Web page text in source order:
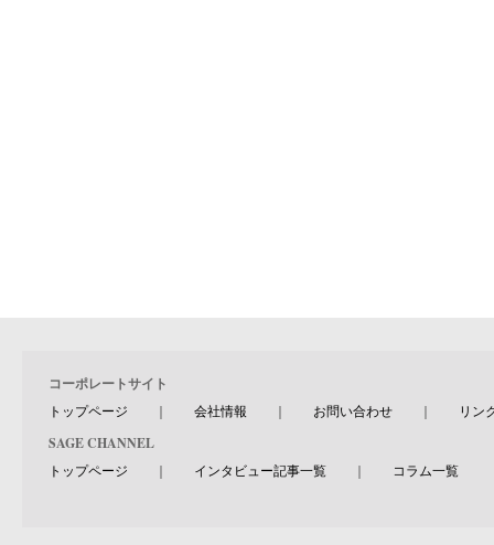
コーポレートサイト
トップページ ｜ 会社情報 ｜ お問い合わせ ｜ リン
SAGE CHANNEL
トップページ ｜ インタビュー記事一覧 ｜ コラム一覧